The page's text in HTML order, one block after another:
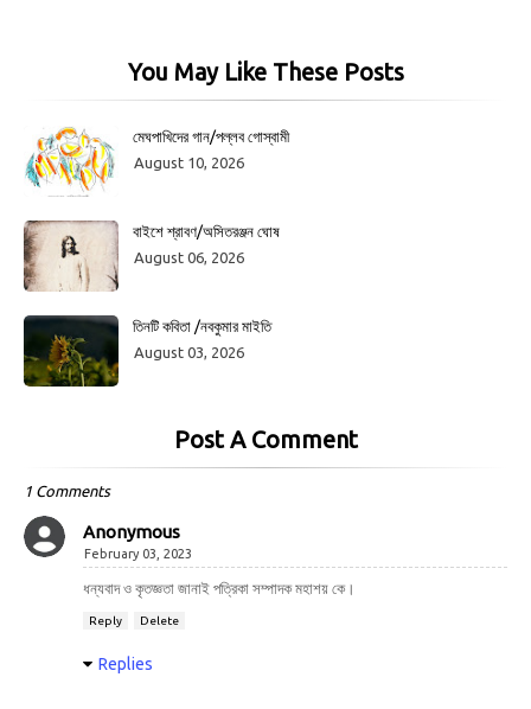
You May Like These Posts
মেঘপাখিদের গান/পল্লব গোস্বামী
August 10, 2026
বাইশে শ্রাবণ/অসিতরঞ্জন ঘোষ
August 06, 2026
তিনটি কবিতা /নবকুমার মাইতি
August 03, 2026
Post A Comment
1 Comments
Anonymous
February 03, 2023
ধন্যবাদ ও কৃতজ্ঞতা জানাই পত্রিকা সম্পাদক মহাশয় কে।
Reply Delete
Replies